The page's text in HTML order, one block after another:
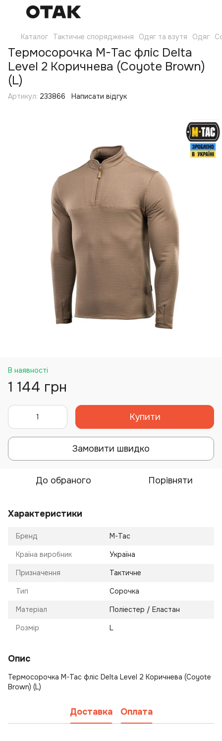
Каталог Тактичне спорядження Одяг та взутя Одяг
Термосорочка M-Tac фліс Delta
Level 2 Коричнева (Coyote Brown)
(L)
Артикул: 233866 Написати відгук
В наявності
1 144 грн
Купити
Замовити швидко
До обраного Порівняти
Характеристики
Бренд M-Tac
Країна виробник Україна
Призначення Тактичне
Тип Сорочка
Матеріал Поліестер / Еластан
Розмір L
Опис
Термосорочка M-Tac фліс Delta Level 2 Коричнева (Coyote
Brown) (L)
Доставка Оплата